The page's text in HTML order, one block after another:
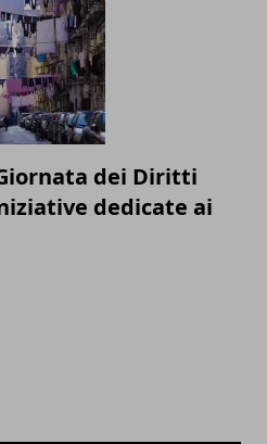
dei Diritti
dedicate ai